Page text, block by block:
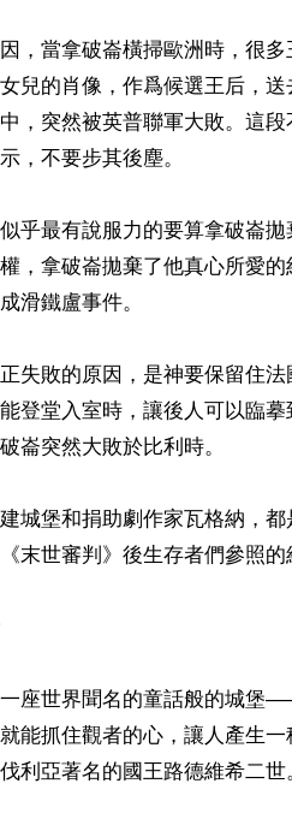
，當拿破崙橫掃歐洲時，很
兒的肖像，作爲候選王后，
，突然被英普聯軍大敗。這
，不要步其後塵。
乎最有說服力的要算拿破崙
，拿破崙拋棄了他真心所愛
滑鐵盧事件。
失敗的原因，是神要保留住
登堂入室時，讓後人可以臨
崙突然大敗於比利時。
城堡和捐助劇作家瓦格納，
末世審判》後生存者們參照的
座世界聞名的童話般的城堡
能抓住觀者的心，讓人產生
利亞著名的國王路德維希二世